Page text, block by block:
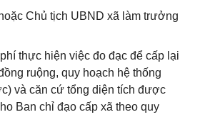
Chủ tịch UBND xã làm trưởng
thực hiện việc đo đạc để cấp lại
ồng ruộng, quy hoạch hệ thống
và căn cứ tổng diện tích được
Ban chỉ đạo cấp xã theo quy